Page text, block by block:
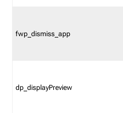
fwp_dismiss_app
dp_displayPreview